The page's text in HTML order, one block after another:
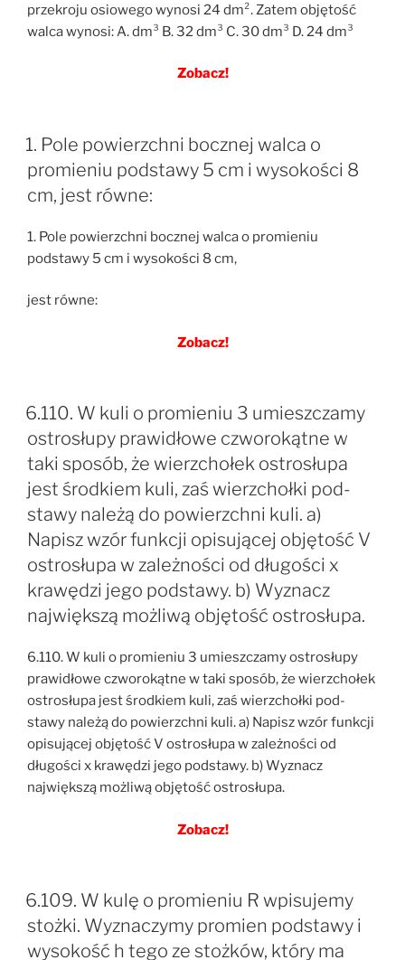
przekroju osiowego wynosi 24 dm². Zatem objętość
walca wynosi: A. dm³ B. 32 dm³ C. 30 dm³ D. 24 dm³
Zobacz!
1. Pole powierzchni bocznej walca o
promieniu podstawy 5 cm i wysokości 8
cm, jest równe:
1. Pole powierzchni bocznej walca o promieniu
podstawy 5 cm i wysokości 8 cm,
jest równe:
Zobacz!
6.110. W kuli o promieniu 3 umieszczamy
ostrosłupy prawidłowe czworokątne w
taki sposób, że wierzchołek ostrosłupa
jest środkiem kuli, zaś wierzchołki pod-
stawy należą do powierzchni kuli. a)
Napisz wzór funkcji opisującej objętość V
ostrosłupa w zależności od długości x
krawędzi jego podstawy. b) Wyznacz
największą możliwą objętość ostrosłupa.
6.110. W kuli o promieniu 3 umieszczamy ostrosłupy
prawidłowe czworokątne w taki sposób, że wierzchołek
ostrosłupa jest środkiem kuli, zaś wierzchołki pod-
stawy należą do powierzchni kuli. a) Napisz wzór funkcji
opisującej objętość V ostrosłupa w zależności od
długości x krawędzi jego podstawy. b) Wyznacz
największą możliwą objętość ostrosłupa.
Zobacz!
6.109. W kulę o promieniu R wpisujemy
stożki. Wyznaczymy promien podstawy i
wysokość h tego ze stożków, który ma